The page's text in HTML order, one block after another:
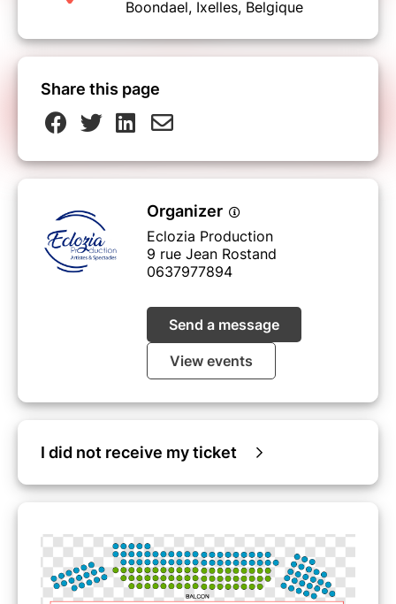
Boondael, Ixelles, Belgique
Share this page
Organizer
Eclozia Production
9 rue Jean Rostand
0637977894
Send a message
View events
I did not receive my ticket